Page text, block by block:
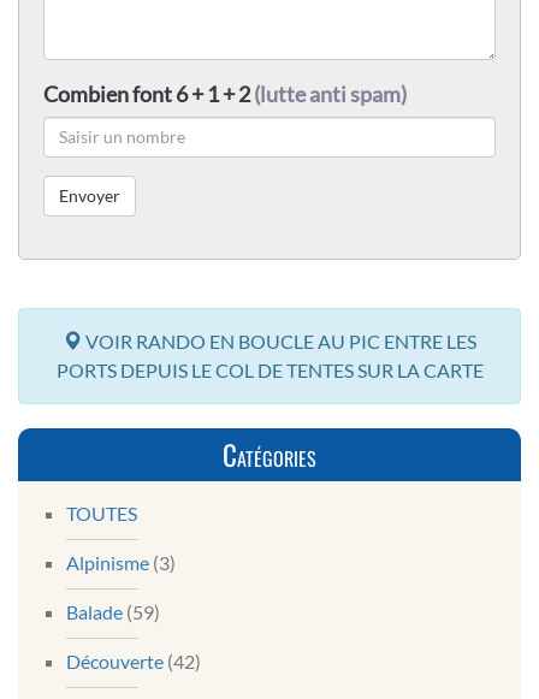
Combien font 6 + 1 + 2(lutte anti spam)
VOIR RANDO EN BOUCLE AU PIC ENTRE LES
PORTS DEPUIS LE COL DE TENTES SUR LA CARTE
Catégories
TOUTES
Alpinisme (3)
Balade (59)
Découverte (42)